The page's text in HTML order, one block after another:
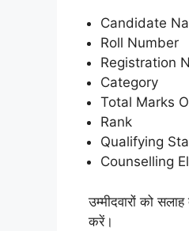
Candidate
Roll Number
Registration
Category
Total Marks
Rank
Qualifying
Counselling
उम्मीदवारों को
करें।